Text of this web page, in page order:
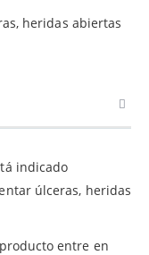
heridas abiertas
indicado
úlceras, heridas
entre en